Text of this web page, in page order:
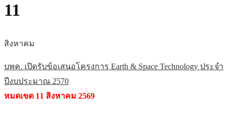
11
สิงหาคม
บพค. เปิดรับข้อเสนอโครงการ Earth & Space Technology ประจำ
ปีงบประมาณ 2570
หมดเขต 11 สิงหาคม 2569